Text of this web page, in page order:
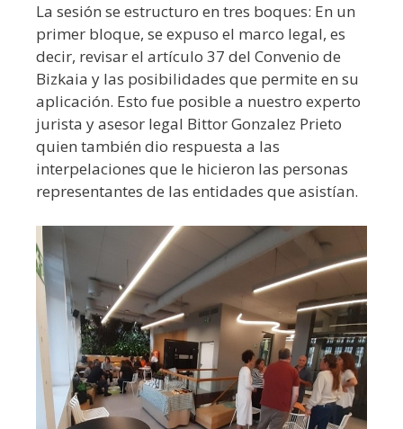
La sesión se estructuro en tres boques: En un
primer bloque, se expuso el marco legal, es
decir, revisar el artículo 37 del Convenio de
Bizkaia y las posibilidades que permite en su
aplicación. Esto fue posible a nuestro experto
jurista y asesor legal Bittor Gonzalez Prieto
quien también dio respuesta a las
interpelaciones que le hicieron las personas
representantes de las entidades que asistían.